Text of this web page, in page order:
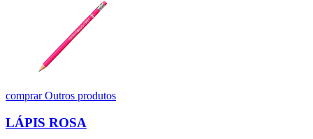
comprarOutros produtos
LÁPIS ROSA